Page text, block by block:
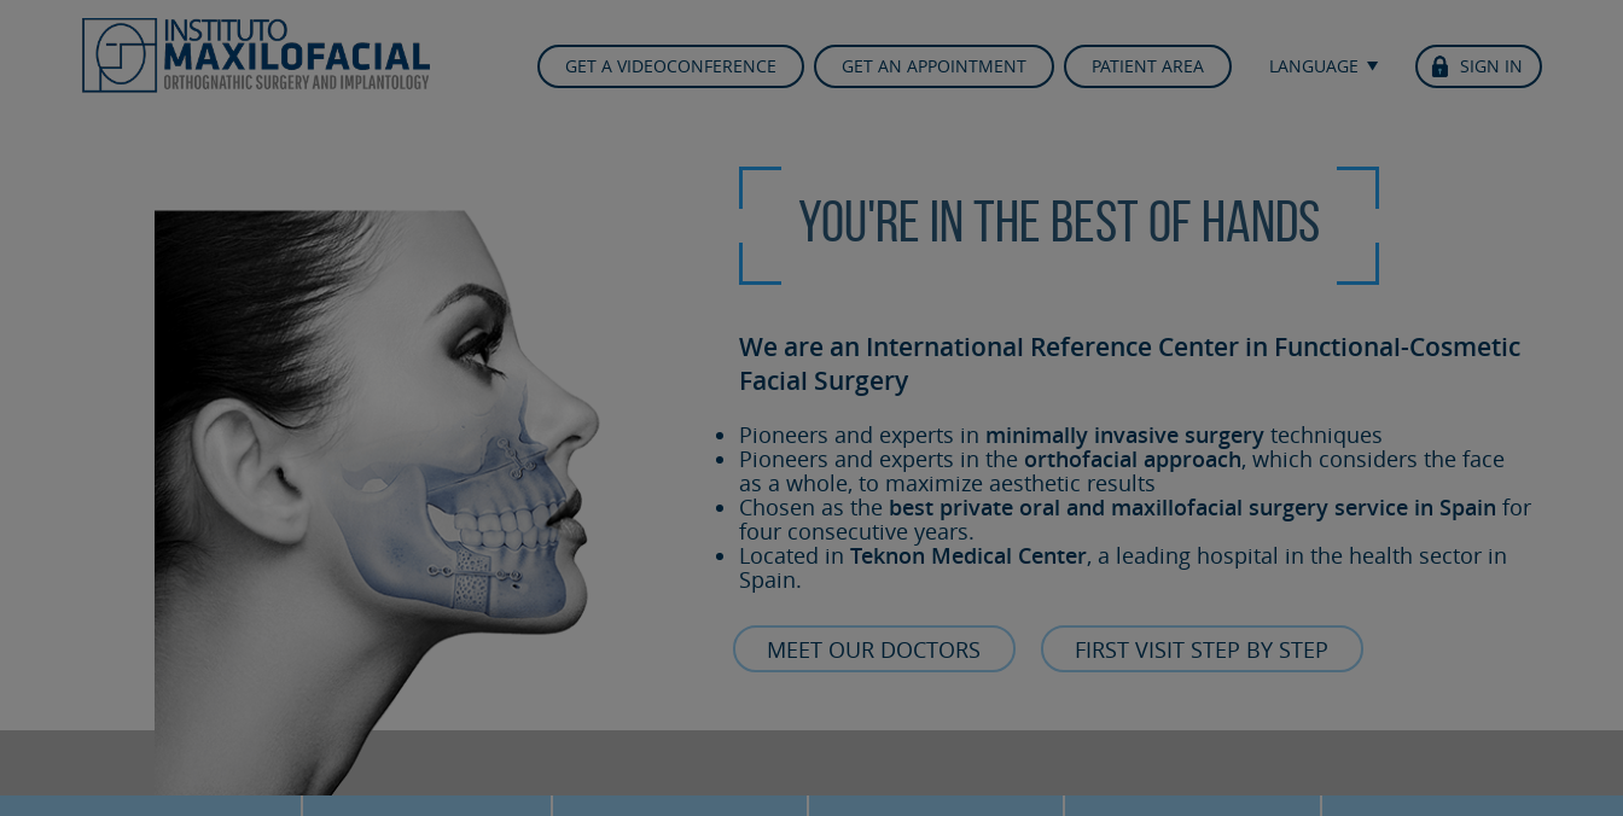
GET A VIDEOCONFERENCE GET AN APPOINTMENT PATIENT AREA LANGUAGE SIGN IN
You're in the best of hands
We are an International Reference Center in Functional-Cosmetic
Facial Surgery
Pioneers and experts in minimally invasive surgery techniques
Pioneers and experts in the orthofacial approach, which considers the face
as a whole, to maximize aesthetic results
Chosen as the best private oral and maxillofacial surgery service in Spain for
four consecutive years.
Located inTeknon Medical Center, a leading hospital in the health sector in
Spain.
MEET OUR DOCTORS FIRST VISIT STEP BY STEP